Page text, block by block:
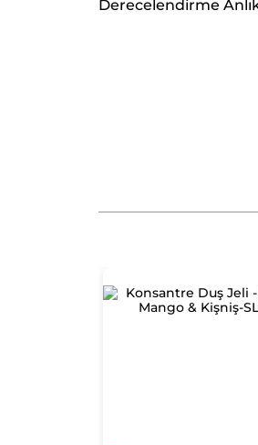
Derecelendirme